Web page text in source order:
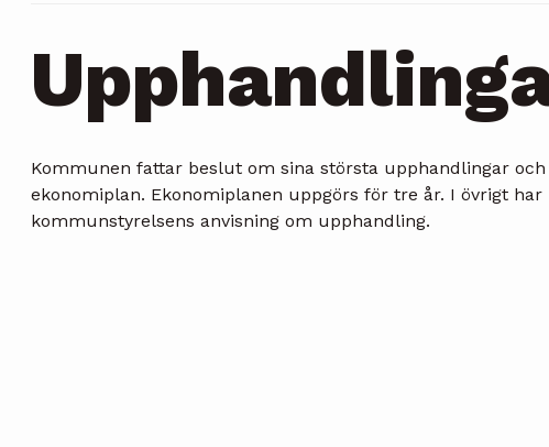
Kommunen fattar beslut om sina största upphandlingar
ekonomiplan. Ekonomiplanen uppgörs för tre år. I övrigt
kommunstyrelsens anvisning om upphandling.